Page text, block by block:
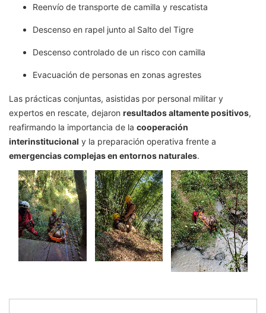
Reenvío de transporte de camilla y rescatista
Descenso en rapel junto al Salto del Tigre
Descenso controlado de un risco con camilla
Evacuación de personas en zonas agrestes
Las prácticas conjuntas, asistidas por personal militar y
expertos en rescate, dejaron resultados altamente positivos,
reafirmando la importancia de la cooperación
interinstitucional y la preparación operativa frente a
emergencias complejas en entornos naturales.